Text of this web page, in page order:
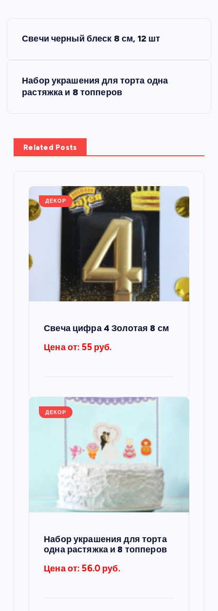
Свечи черный блеск 8 см, 12 шт
Набор украшения для торта одна
растяжка и 8 топперов
Related Posts
ДЕКОР
Свеча цифра 4 Золотая 8 см
Цена от: 55 руб.
ДЕКОР
Набор украшения для торта
одна растяжка и 8 топперов
Цена от: 56.0 руб.